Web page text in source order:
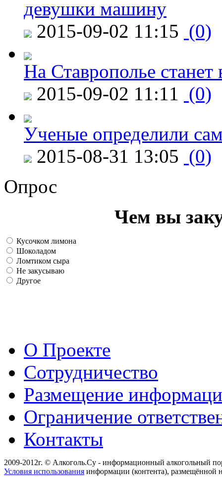
девушки машину
2015-09-02 11:15 (0)
На Ставрополье
2015-09-02 11:11 (0)
Ученые определили
2015-08-31 13:05 (0)
Опрос
Чем вы
Кусочком лимона
Шоколадом
Ломтиком сыра
Не закусываю
Другое
О Проекте
Сотрудничество
Размещение
Ограничение
Контакты
2009-2012г. © Алкоголь.Су - информационный алкогольный
Условия использования информации (контента), размещённой